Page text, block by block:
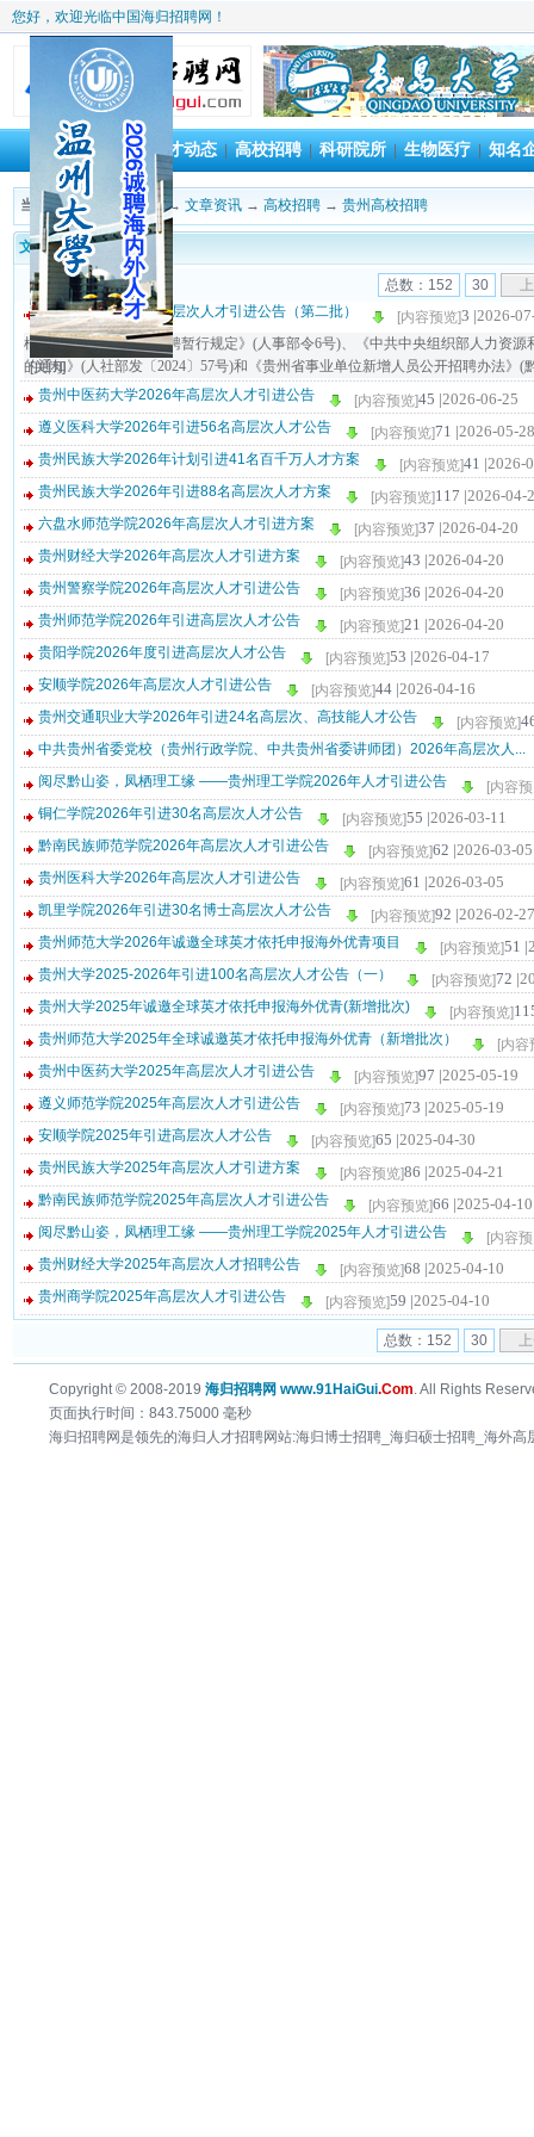
[关闭]
您好，欢迎光临中国海归招聘网！
首 页| 人才动态|高校招聘|科研院所|生物医疗|知名
当前位置： 海归招聘网→ 文章资讯 → 高校招聘 → 贵州高校招聘
文章标题
总数：152 30
贵阳学院2026年度高层次人才引进公告（第二批）
[内容预览]3 |2026-
根据《事业单位公开招聘暂行规定》(人事部令6号)、《中共中央组织部人力资
的通知》(人社部发〔2024〕57号)和《贵州省事业单位新增人员公开招聘办法》(
贵州中医药大学2026年高层次人才引进公告
[内容预览]45 |2026-06-25
遵义医科大学2026年引进56名高层次人才公告 [内容预览]71 |2026-05-28
贵州民族大学2026年计划引进41名百千万人才方案 [内容预览]41 |2026-
贵州民族大学2026年引进88名高层次人才方案 [内容预览]117 |2026-04-
六盘水师范学院2026年高层次人才引进方案 [内容预览]37 |2026-04-20
贵州财经大学2026年高层次人才引进方案 [内容预览]43 |2026-04-20
贵州警察学院2026年高层次人才引进公告 [内容预览]36 |2026-04-20
贵州师范学院2026年引进高层次人才公告 [内容预览]21 |2026-04-20
贵阳学院2026年度引进高层次人才公告 [内容预览]53 |2026-04-17
安顺学院2026年高层次人才引进公告 [内容预览]44 |2026-04-16
贵州交通职业大学2026年引进24名高层次、高技能人才公告 [内容预览]
中共贵州省委党校（贵州行政学院、中共贵州省委讲师团）2026年高层次人...
阅尽黔山姿，凤栖理工缘 ——贵州理工学院2026年人才引进公告
[内容
铜仁学院2026年引进30名高层次人才公告
[内容预览]55 |2026-03-11
黔南民族师范学院2026年高层次人才引进公告 [内容预览]62 |2026-03-05
贵州医科大学2026年高层次人才引进公告 [内容预览]61 |2026-03-05
凯里学院2026年引进30名博士高层次人才公告 [内容预览]92 |2026-02-27
贵州师范大学2026年诚邀全球英才依托申报海外优青项目 [内容预览]51 |
贵州大学2025-2026年引进100名高层次人才公告（一） [内容预览]72 |
贵州大学2025年诚邀全球英才依托申报海外优青(新增批次) [内容预览]
贵州师范大学2025年全球诚邀英才依托申报海外优青（新增批次）
[内容
贵州中医药大学2025年高层次人才引进公告
[内容预览]97 |2025-05-19
遵义师范学院2025年高层次人才引进公告 [内容预览]73 |2025-05-19
安顺学院2025年引进高层次人才公告 [内容预览]65 |2025-04-30
贵州民族大学2025年高层次人才引进方案 [内容预览]86 |2025-04-21
黔南民族师范学院2025年高层次人才引进公告 [内容预览]66 |2025-04-10
阅尽黔山姿，凤栖理工缘 ——贵州理工学院2025年人才引进公告
[内容
贵州财经大学2025年高层次人才招聘公告
[内容预览]68 |2025-04-10
贵州商学院2025年高层次人才引进公告 [内容预览]59 |2025-04-10
总数：152 30
Copyright © 2008-2019 海归招聘网 www.91HaiGui.Com. All Rights
页面执行时间：843.75000 毫秒
海归招聘网是领先的海归人才招聘网站:海归博士招聘_海归硕士招聘_海外高